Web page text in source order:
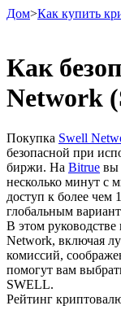
Фьючерсы
USDT-
Фьючерсы с
обеспечения
Дом>Как купить
Как
Network
Покупка Swell
безопасной при
биржи. На Bitrue вы
несколько минут с
доступ к более чем
глобальным
В этом руководстве
Network, включая
комиссий,
помогут вам
SWELL.
Рейтинг